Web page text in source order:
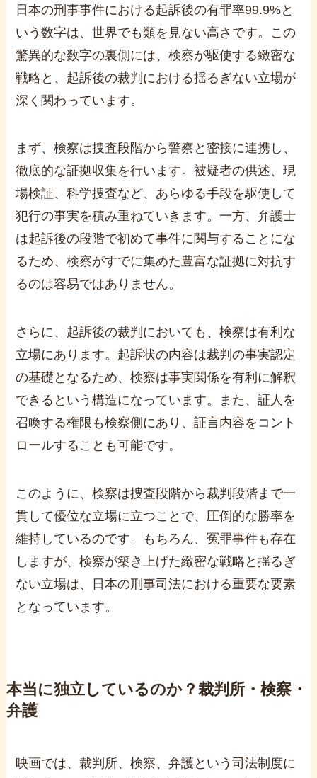
日本の刑事事件における起訴後の有罪率99.9%と
いう数字は、世界でも類を見ない高さです。この
驚異的な数字の裏側には、検察が駆使する緻密な
戦略と、起訴後の裁判における揺るぎない立場が
深く関わっています。
まず、検察は捜査段階から警察と密接に連携し、
徹底的な証拠収集を行います。被疑者の供述、現
場検証、科学捜査など、あらゆる手段を駆使して
犯行の事実を積み重ねていきます。一方、弁護士
は起訴後の段階で初めて事件に関与することにな
るため、検察がすでに集めた豊富な証拠に対抗す
るのは容易ではありません。
さらに、起訴後の裁判においても、検察は有利な
立場にあります。起訴状の内容は裁判の事実認定
の基礎となるため、検察は事実関係を有利に解釈
できるという構造になっています。また、証人を
召喚する権限も検察側にあり、証言内容をコント
ロールすることも可能です。
このように、検察は捜査段階から裁判段階まで一
貫して優位な立場に立つことで、圧倒的な勝率を
維持しているのです。もちろん、冤罪事件も存在
しますが、検察が築き上げた緻密な戦略と揺るぎ
ない立場は、日本の刑事司法における重要な要素
となっています。
本当に独立しているのか？裁判所・検察・
弁護
映画では、裁判所、検察、弁護という司法制度に